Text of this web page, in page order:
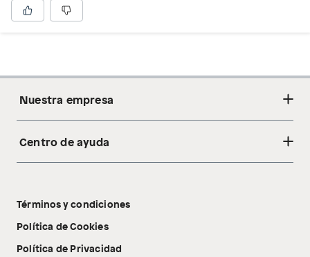
Nuestra empresa
Acerca de nosotros
Tecnología Pillow Walk
Centro de ayuda
Libro de reclamaciones
Términos y condiciones
Política de Cookies
Política de Privacidad